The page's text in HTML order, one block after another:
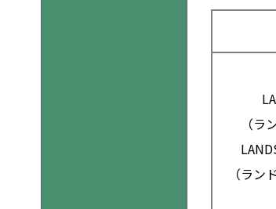
（ラ
（ラン